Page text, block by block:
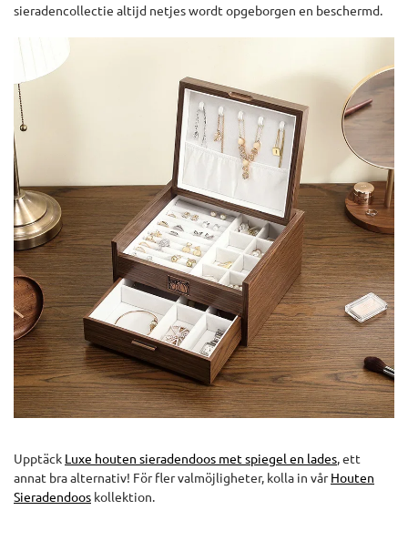
sieradencollectie altijd netjes wordt opgeborgen en beschermd.
Upptäck Luxe houten sieradendoos met spiegel en lades, ett
annat bra alternativ! För fler valmöjligheter, kolla in vårHouten
Sieradendoos kollektion.